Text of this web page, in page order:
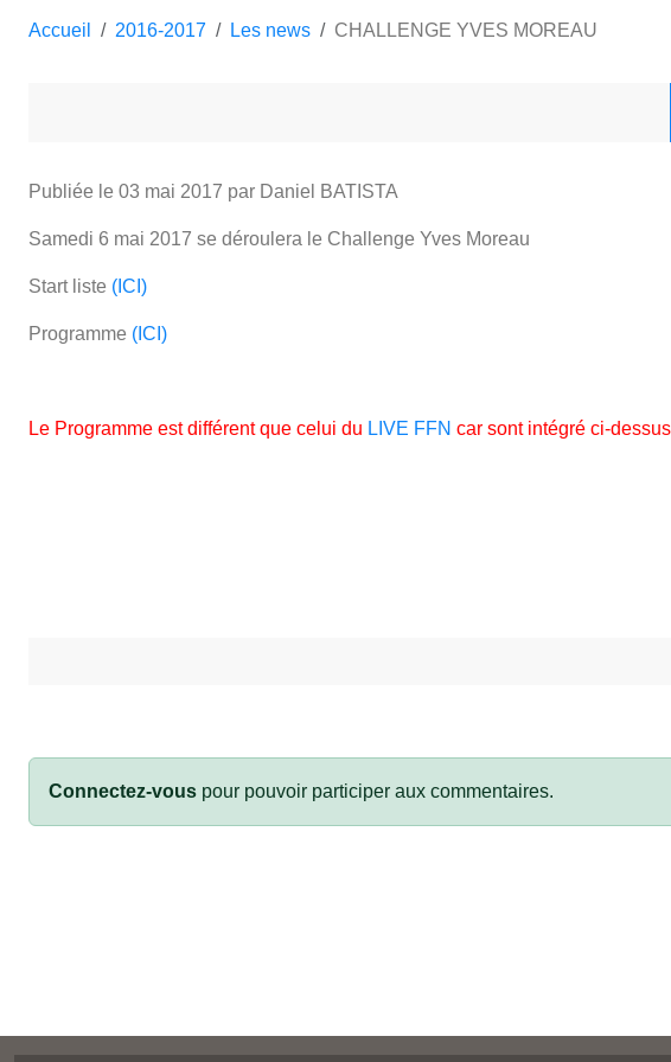
Accueil 2016-2017 Les news CHALLENGE YVES MOREAU
Publiée le 03 mai 2017 par Daniel BATISTA
Samedi 6 mai 2017 se déroulera le Challenge Yves Moreau
Start liste (ICI)
Programme (ICI)
Le Programme est différent que celui du LIVE FFN car sont intégré ci-
Connectez-vous pour pouvoir participer aux commentaires.